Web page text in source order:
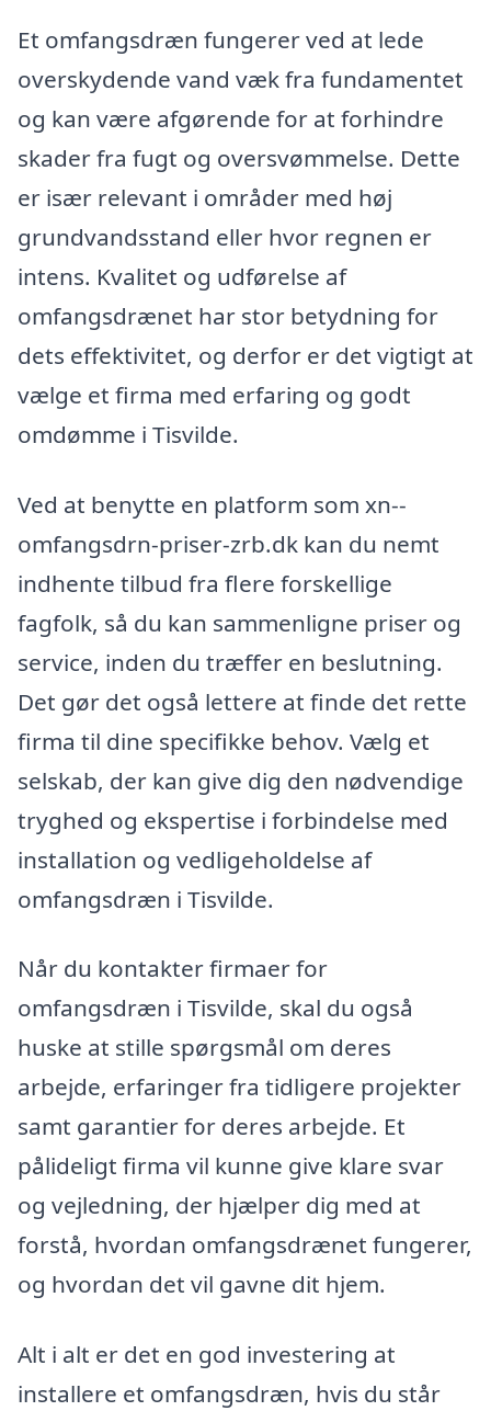
Et omfangsdræn fungerer ved at lede
overskydende vand væk fra fundamentet
og kan være afgørende for at forhindre
skader fra fugt og oversvømmelse. Dette
er især relevant i områder med høj
grundvandsstand eller hvor regnen er
intens. Kvalitet og udførelse af
omfangsdrænet har stor betydning for
dets effektivitet, og derfor er det vigtigt at
vælge et firma med erfaring og godt
omdømme i Tisvilde.
Ved at benytte en platform som xn--
omfangsdrn-priser-zrb.dk kan du nemt
indhente tilbud fra flere forskellige
fagfolk, så du kan sammenligne priser og
service, inden du træffer en beslutning.
Det gør det også lettere at finde det rette
firma til dine specifikke behov. Vælg et
selskab, der kan give dig den nødvendige
tryghed og ekspertise i forbindelse med
installation og vedligeholdelse af
omfangsdræn i Tisvilde.
Når du kontakter firmaer for
omfangsdræn i Tisvilde, skal du også
huske at stille spørgsmål om deres
arbejde, erfaringer fra tidligere projekter
samt garantier for deres arbejde. Et
pålideligt firma vil kunne give klare svar
og vejledning, der hjælper dig med at
forstå, hvordan omfangsdrænet fungerer,
og hvordan det vil gavne dit hjem.
Alt i alt er det en god investering at
installere et omfangsdræn, hvis du står